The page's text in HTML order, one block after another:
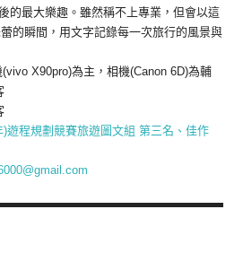
的最大樂趣。雖然稱不上專業，但會以這
的瞬間，用文字記錄每一次旅行的風景與
X90pro)為主，相機(Canon 6D)為輔
)遊程規劃競賽旅遊圖文組 第三名、佳作